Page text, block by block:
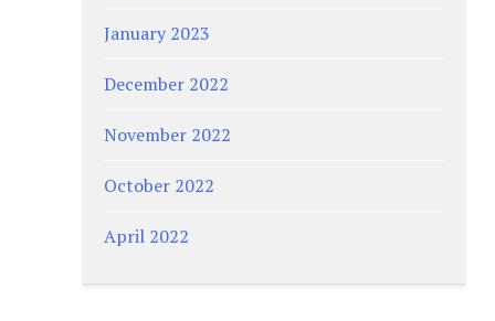
January 2023
December 2022
November 2022
October 2022
April 2022